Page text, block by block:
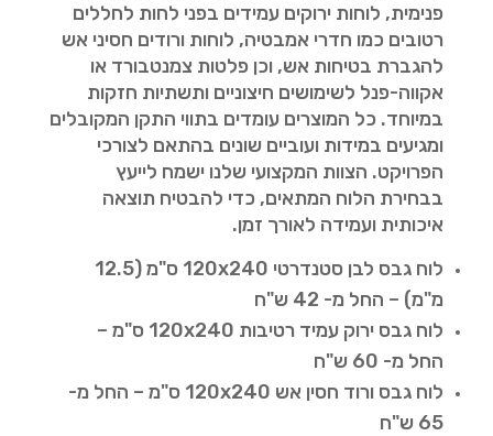
פנימית, לוחות ירוקים עמידים בפני לחות לחללים
רטובים כמו חדרי אמבטיה, לוחות ורודים חסיני אש
להגברת בטיחות אש, וכן פלטות צמנטבורד או
אקווה-פנל לשימושים חיצוניים ותשתיות חזקות
במיוחד. כל המוצרים עומדים בתווי התקן המקובלים
ומגיעים במידות ועוביים שונים בהתאם לצורכי
הפרויקט. הצוות המקצועי שלנו ישמח לייעץ
בבחירת הלוח המתאים, כדי להבטיח תוצאה
איכותית ועמידה לאורך זמן.
לוח גבס לבן סטנדרטי 120x240 ס"מ (12.5
מ"מ) – החל מ- 42 ש"ח
לוח גבס ירוק עמיד רטיבות 120x240 ס"מ –
החל מ- 60 ש"ח
לוח גבס ורוד חסין אש 120x240 ס"מ – החל מ-
65 ש"ח